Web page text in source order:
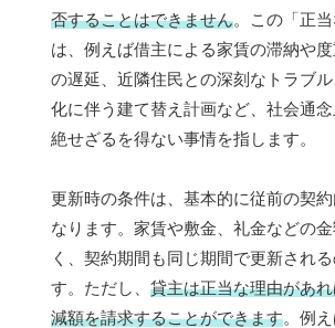
否することはできません。この「正
は、例えば借主による家賃の滞納や
の遅延、近隣住民との深刻なトラブ
化に伴う建て替え計画など、社会通
絶せざるを得ない事情を指します。
更新時の条件は、基本的に従前の契
なります。家賃や敷金、礼金などの
く、契約期間も同じ期間で更新され
す。ただし、 貸主は正当な理由があ
減額を請求することができます。例